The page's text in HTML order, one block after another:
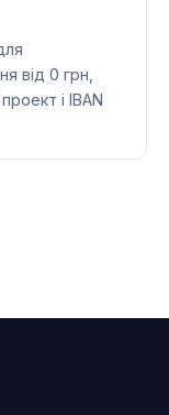
від 0 грн,
і IBAN